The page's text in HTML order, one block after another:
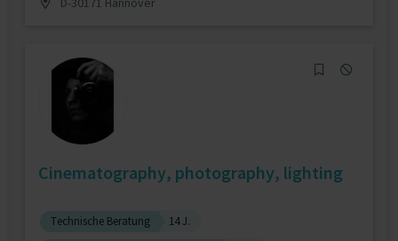
Cinematography, photography, lighting
Technische Beratung
14 J.